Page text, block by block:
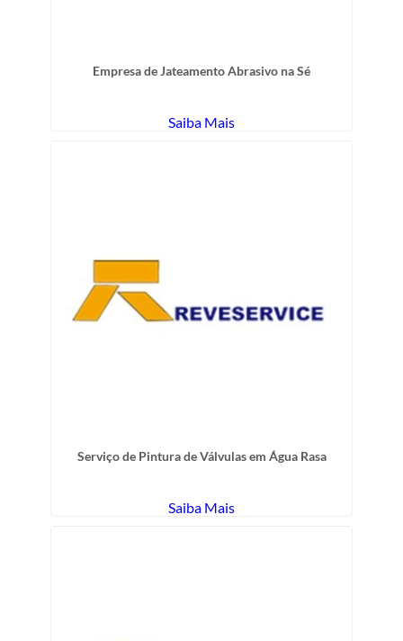
Empresa de Jateamento Abrasivo na Sé
Saiba Mais
Serviço de Pintura de Válvulas em Água Rasa
Saiba Mais